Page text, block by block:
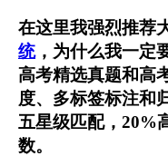
在这里我强烈推荐
统，为什么我一定
高考精选真题和高
度、多标签标注和
五星级匹配，20%
数。